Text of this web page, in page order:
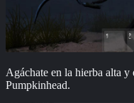
Agáchate en la hierba alta
Pumpkinhead.